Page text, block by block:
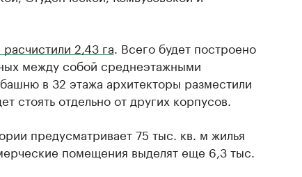
2,43 га . Всего будет построено
между собой среднеэтажными
в 32 этажа архитекторы разместили
стоять отдельно от других корпусов.
предусматривает 75 тыс. кв. м жилья
помещения выделят еще 6,3 тыс.